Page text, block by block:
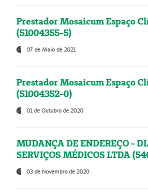
Prestador Mosaicum Espaço
(51004355-5)
07 de Maio de 2021
Prestador Mosaicum Espaço
(51004352-0)
01 de Outubro de 2020
MUDANÇA DE ENDEREÇO -
SERVIÇOS MÉDICOS LTDA
03 de Novembro de 2020